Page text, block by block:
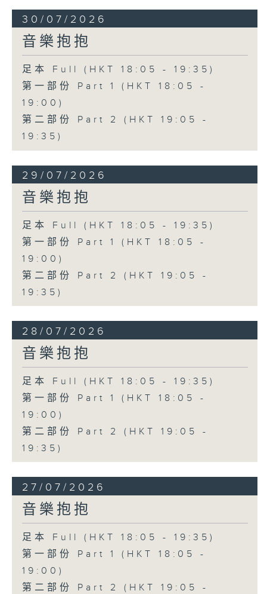
30/07/2026
音樂抱抱
足本 Full (HKT 18:05 - 19:35)
第一部份 Part 1 (HKT 18:05 -
19:00)
第二部份 Part 2 (HKT 19:05 -
19:35)
29/07/2026
音樂抱抱
足本 Full (HKT 18:05 - 19:35)
第一部份 Part 1 (HKT 18:05 -
19:00)
第二部份 Part 2 (HKT 19:05 -
19:35)
28/07/2026
音樂抱抱
足本 Full (HKT 18:05 - 19:35)
第一部份 Part 1 (HKT 18:05 -
19:00)
第二部份 Part 2 (HKT 19:05 -
19:35)
27/07/2026
音樂抱抱
足本 Full (HKT 18:05 - 19:35)
第一部份 Part 1 (HKT 18:05 -
19:00)
第二部份 Part 2 (HKT 19:05 -